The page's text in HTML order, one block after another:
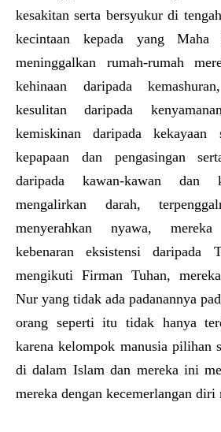
kesakitan serta bersyukur di
kecintaan kepada yang
meninggalkan rumah-rumah
kehinaan daripada
kesulitan daripada
kemiskinan daripada kekayaan
kepapaan dan pengasingan
daripada kawan-kawan dan
mengalirkan darah,
menyerahkan nyawa,
kebenaran eksistensi daripada
mengikuti Firman Tuhan,
Nur yang tidak ada padanannya
orang seperti itu tidak hanya
karena kelompok manusia pilihan
di dalam Islam dan mereka ini
mereka dengan kecemerlangan diri